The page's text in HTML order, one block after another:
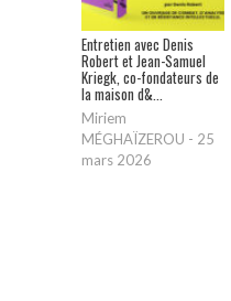
Entretien avec Denis
Robert et Jean-Samuel
Kriegk, co-fondateurs de
la maison d&...
Miriem
MÉGHAÏZEROU - 25
mars 2026